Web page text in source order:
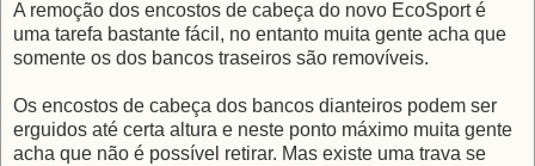
A remoção dos encostos de cabeça do novo EcoSport é
uma tarefa bastante fácil, no entanto muita gente acha que
somente os dos bancos traseiros são removíveis.
Os encostos de cabeça dos bancos dianteiros podem ser
erguidos até certa altura e neste ponto máximo muita gente
acha que não é possível retirar. Mas existe uma trava se